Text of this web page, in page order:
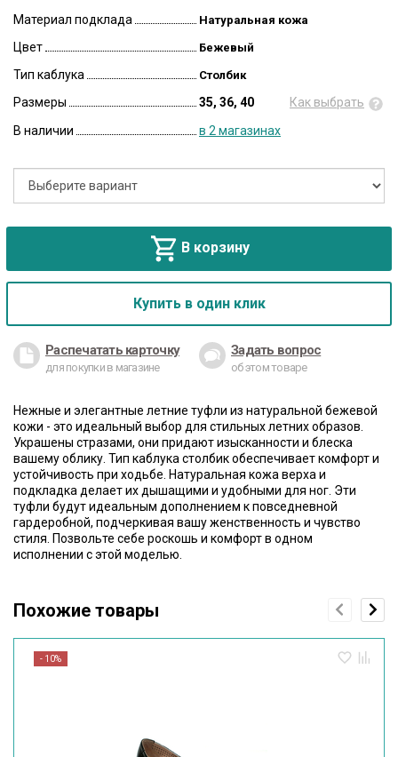
Материал подклада Натуральная кожа
Цвет Бежевый
Тип каблука Столбик
Размеры 35, 36, 40
Как выбрать
В наличии
в 2 магазинах
В корзину
Купить в один клик
Распечатать карточку
для покупки в магазине
Задать вопрос
об этом товаре
Нежные и элегантные летние туфли из натуральной бежевой
кожи - это идеальный выбор для стильных летних образов.
Украшены стразами, они придают изысканности и блеска
вашему облику. Тип каблука столбик обеспечивает комфорт и
устойчивость при ходьбе. Натуральная кожа верха и
подкладка делает их дышащими и удобными для ног. Эти
туфли будут идеальным дополнением к повседневной
гардеробной, подчеркивая вашу женственность и чувство
стиля. Позвольте себе роскошь и комфорт в одном
исполнении с этой моделью.
Похожие товары
- 10%